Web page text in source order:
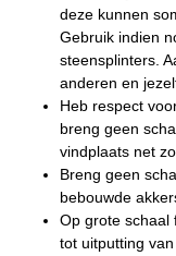
deze kunnen
Gebruik indien
steensplinters.
anderen en
Heb respect
breng geen
vindplaats net
Breng geen
bebouwde
Op grote schaal
tot uitputting